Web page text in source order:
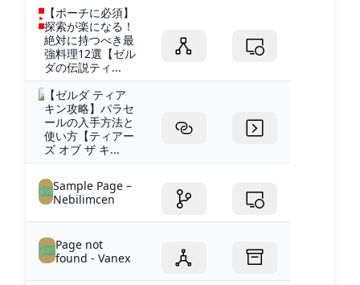
【ポーチに必須】
探索が楽になる！
絶対に持つべき最
強料理12選【ゼル
ダの伝説ティ...
【ゼルダ ティア
キン攻略】パラセ
ールの入手方法と
使い方【ティアー
ズ オブ ザ キ...
Sample Page –
Nebilimcen
Page not
found - Vanex